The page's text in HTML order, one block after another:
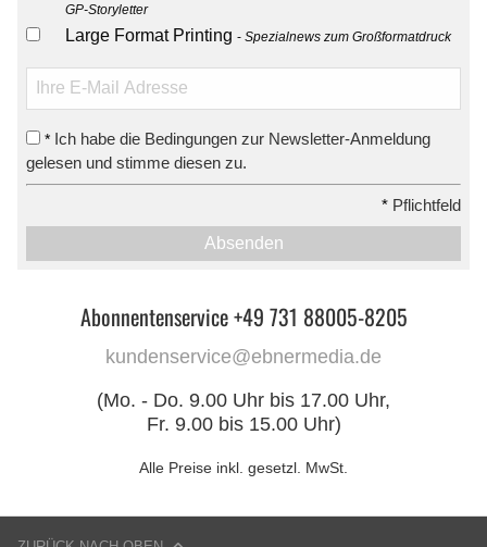
GP-Storyletter
Large Format Printing Spezialnews zum Großformatdruck
* Ich habe die Bedingungen zur Newsletter-Anmeldung
gelesen und stimme diesen zu.
* Pflichtfeld
Absenden
Abonnentenservice +49 731 88005-8205
kundenservice@ebnermedia.de
(Mo. - Do. 9.00 Uhr bis 17.00 Uhr,
Fr. 9.00 bis 15.00 Uhr)
Alle Preise inkl. gesetzl. MwSt.